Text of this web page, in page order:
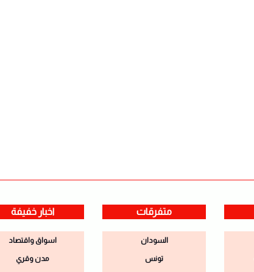
متفرقات
السودان
تونس
اخبار خفيفة
اسواق واقتصاد
مدن وقري